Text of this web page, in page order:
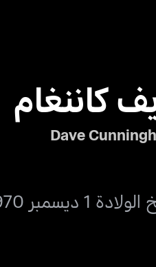
كاننغام
Dave
1 ديسمبر 1970